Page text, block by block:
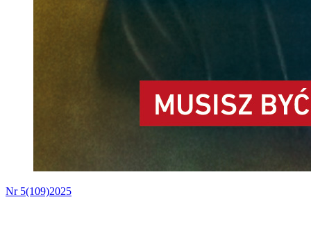
Nr 5(109)2025